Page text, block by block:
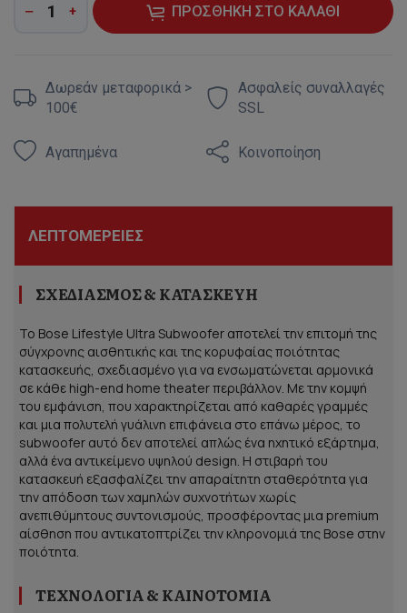
ΠΡΟΣΘΉΚΗ ΣΤΟ ΚΑΛΆΘΙ
Δωρεάν μεταφορικά >
100€
Αγαπημένα
Ασφαλείς συναλλαγές
SSL
Κοινοποίηση
ΛΕΠΤΟΜΈΡΕΙΕΣ
ΣΧΕΔΙΑΣΜΌΣ & ΚΑΤΑΣΚΕΥΉ
Το Bose Lifestyle Ultra Subwoofer αποτελεί την επιτομή της
σύγχρονης αισθητικής και της κορυφαίας ποιότητας
κατασκευής, σχεδιασμένο για να ενσωματώνεται αρμονικά
σε κάθε high-end home theater περιβάλλον. Με την κομψή
του εμφάνιση, που χαρακτηρίζεται από καθαρές γραμμές
και μια πολυτελή γυάλινη επιφάνεια στο επάνω μέρος, το
subwoofer αυτό δεν αποτελεί απλώς ένα ηχητικό εξάρτημα,
αλλά ένα αντικείμενο υψηλού design. Η στιβαρή του
κατασκευή εξασφαλίζει την απαραίτητη σταθερότητα για
την απόδοση των χαμηλών συχνοτήτων χωρίς
ανεπιθύμητους συντονισμούς, προσφέροντας μια premium
αίσθηση που αντικατοπτρίζει την κληρονομιά της Bose στην
ποιότητα.
ΤΕΧΝΟΛΟΓΊΑ & ΚΑΙΝΟΤΟΜΊΑ